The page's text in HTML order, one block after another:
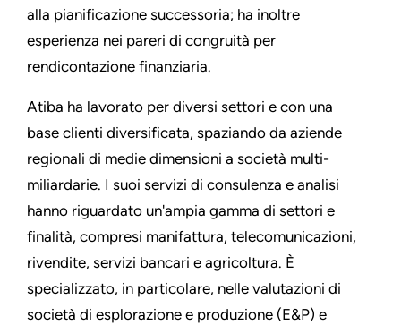
alla pianificazione successoria; ha inoltre
esperienza nei pareri di congruità per
rendicontazione finanziaria.
Atiba ha lavorato per diversi settori e con una
base clienti diversificata, spaziando da aziende
regionali di medie dimensioni a società multi-
miliardarie. I suoi servizi di consulenza e analisi
hanno riguardato un'ampia gamma di settori e
finalità, compresi manifattura, telecomunicazioni,
rivendite, servizi bancari e agricoltura. È
specializzato, in particolare, nelle valutazioni di
società di esplorazione e produzione (E&P) e